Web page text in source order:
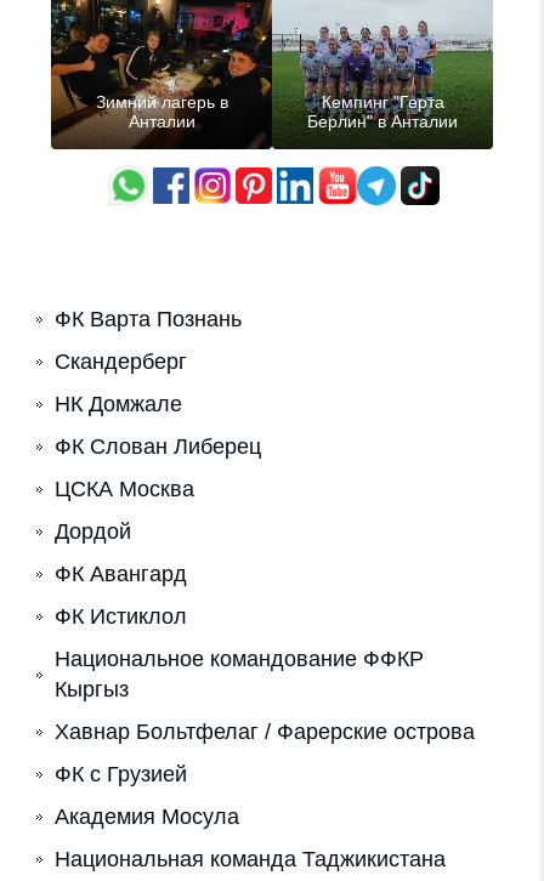
Зимний лагерь в
Анталии
Кемпинг "Герта
Берлин" в Анталии
ФК Варта Познань
Скандерберг
НК Домжале
ФК Слован Либерец
ЦСКА Москва
Дордой
ФК Авангард
ФК Истиклол
Национальное командование ФФКР
Кыргыз
Хавнар Больтфелаг / Фарерские острова
ФК с Грузией
Академия Мосула
Национальная команда Таджикистана